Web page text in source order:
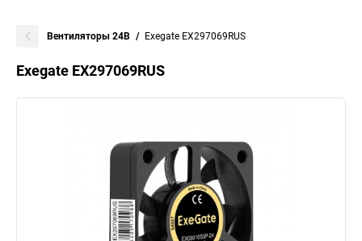
Вентиляторы 24В Exegate EX297069RUS
Exegate EX297069RUS